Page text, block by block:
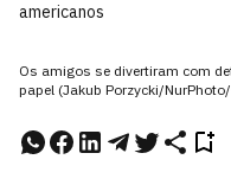
americanos
Os amigos se divertiram com
papel (Jakub Porzycki/